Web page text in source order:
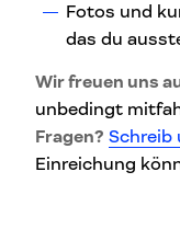
Fotos und
das du
Wir freuen uns
unbedingt
Fragen? Schreib
Einreichung